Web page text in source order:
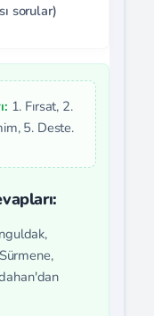
sorular)
1. Fırsat, 2.
5. Deste.